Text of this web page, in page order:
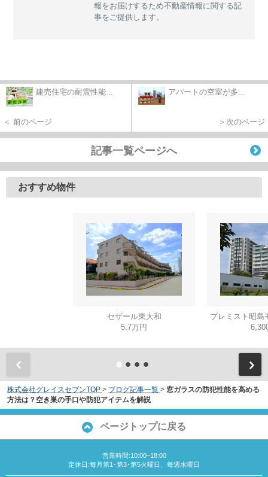
報をお届けするため不動産情報に関する記
事をご提供します。
建売住宅の耐震性能...
＜ 前のページ
アパートの空室が多...
＞次のページ
記事一覧ページへ
おすすめ物件
セザール東大和
5.7万円
プレミスト昭島
株式会社グレイスセブンTOP > ブログ記事一覧 > 窓ガラスの防犯性能を高める
方法は？空き巣の手口や防犯アイテムを解説
ページトップに戻る
営業時間:10:00~18:00
定休日:毎月第1･第3･第5火曜日、毎週水曜日